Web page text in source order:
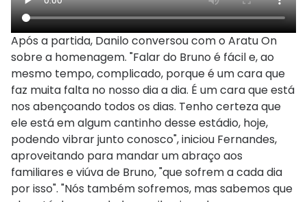
Após a partida, Danilo conversou com o Aratu On
sobre a homenagem. "Falar do Bruno é fácil e, ao
mesmo tempo, complicado, porque é um cara que
faz muita falta no nosso dia a dia. É um cara que está
nos abençoando todos os dias. Tenho certeza que
ele está em algum cantinho desse estádio, hoje,
podendo vibrar junto conosco", iniciou Fernandes,
aproveitando para mandar um abraço aos
familiares e viúva de Bruno, "que sofrem a cada dia
por isso". "Nós também sofremos, mas sabemos que